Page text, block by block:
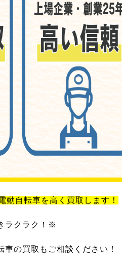
動自転車を高く買取します！
ラクラク！※
の買取もご相談ください！